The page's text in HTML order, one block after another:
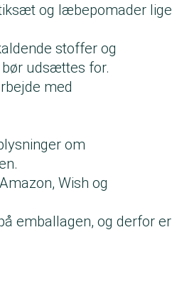
og læbepomader lige
stoffer og
udsættes for.
med
om
Wish og
emballagen, og derfor er